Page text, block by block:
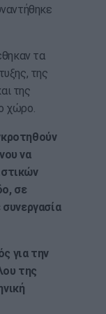
τα
της
της
χώρο.
να
σε
για την
της